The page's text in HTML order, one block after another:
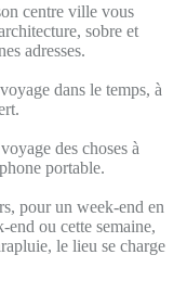
centre ville vous
sobre et
adresses.
dans le temps, à
des choses à
portable.
pour un week-end en
ou cette semaine,
le lieu se charge